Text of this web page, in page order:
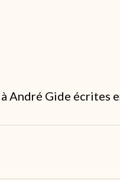
André Gide écrites